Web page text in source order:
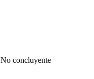
No concluyente